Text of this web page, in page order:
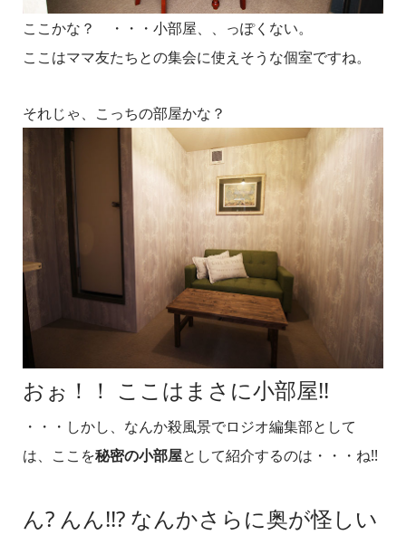
ここかな？ ・・・小部屋、、っぽくない。
ここはママ友たちとの集会に使えそうな個室ですね。
それじゃ、こっちの部屋かな？
おぉ！！ ここはまさに小部屋!!
・・・しかし、なんか殺風景でロジオ編集部として
は、ここを秘密の小部屋として紹介するのは・・・ね!!
ん? んん!!? なんかさらに奥が怪しい